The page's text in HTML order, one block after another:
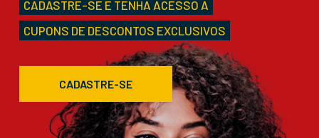
CADASTRE-SE E TENHA ACESSO A
CUPONS DE DESCONTOS EXCLUSIVOS
CADASTRE-SE